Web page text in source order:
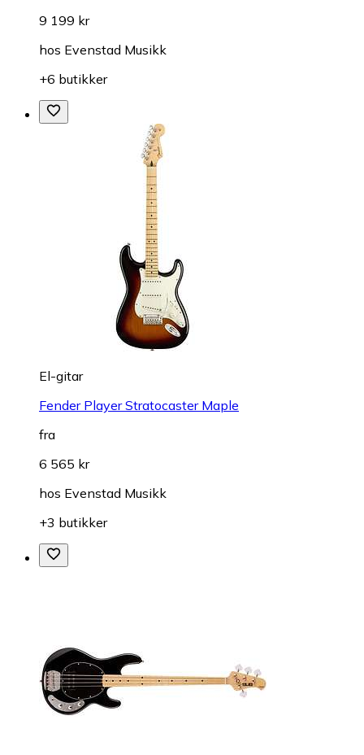
9 199 kr
hos Evenstad Musikk
+6 butikker
El-gitar
Fender Player Stratocaster Maple
fra
6 565 kr
hos Evenstad Musikk
+3 butikker